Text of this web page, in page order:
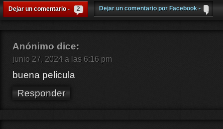
Dejar un comentario - 2 Dejar un comentario por Facebook -
Anónimo dice:
junio 27, 2024 a las 6:16 pm
buena pelicula
Responder